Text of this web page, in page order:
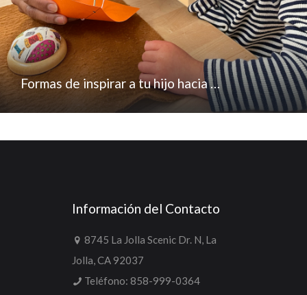
Formas de inspirar a tu hijo hacia …
Información del Contacto
8745 La Jolla Scenic Dr. N, La
Jolla, CA 92037
Teléfono: 858-999-0364